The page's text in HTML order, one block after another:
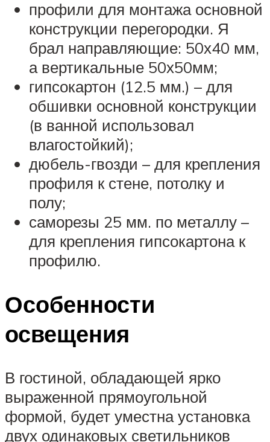
профили для монтажа основной
конструкции перегородки. Я
брал направляющие: 50х40 мм,
а вертикальные 50х50мм;
гипсокартон (12.5 мм.) – для
обшивки основной конструкции
(в ванной использовал
влагостойкий);
дюбель-гвозди – для крепления
профиля к стене, потолку и
полу;
саморезы 25 мм. по металлу –
для крепления гипсокартона к
профилю.
Особенности
освещения
В гостиной, обладающей ярко
выраженной прямоугольной
формой, будет уместна установка
двух одинаковых светильников